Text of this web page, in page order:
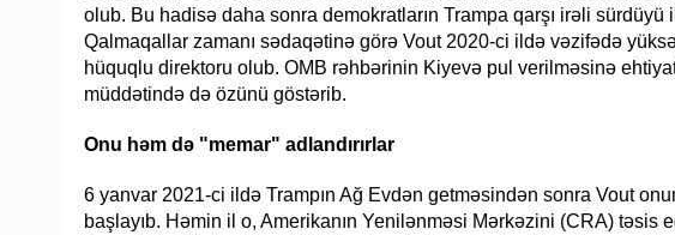
olub. Bu hadisə daha sonra demokratların Trampa qarşı irəli
Qalmaqallar zamanı sədaqətinə görə Vout 2020-ci ildə vəzifədə
hüquqlu direktoru olub. OMB rəhbərinin Kiyevə pul verilməsinə
müddətində də özünü göstərib.
Onu həm də "memar" adlandırırlar
6 yanvar 2021-ci ildə Trampın Ağ Evdən getməsindən sonra Vout
başlayıb. Həmin il o, Amerikanın Yenilənməsi Mərkəzini (CRA) təsis